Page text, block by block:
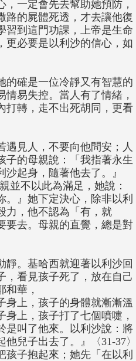
一定會先去幫助她預防，
路的屍體死透，才去讓他復
習到這門功課，上帝是生命
更必要是以利沙的信心，如
的確是一位冷靜又有智慧的
易失控。當人有了情緒，
打轉，走不出死胡同，更看
遇見人，不要向他問安；人
子的母親說：「我指著永生
起身，隨著他去了。』
並不以此為滿足，她說：
。』她下定決心，除非以利
力，他不認為「有，就
要去。母親的直覺，總是對
靜。基哈西就迎著以利沙回
，看見孩子死了，放在自己
華，
身上，孩子的身體就漸漸溫
上，孩子打了七個噴嚏，
是叫了他來。以利沙說：將
兒子出去了。』〈31-37〉
子抱起來；她先「在以利